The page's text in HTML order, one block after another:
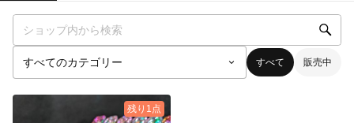
すべて 販売中
残り1点